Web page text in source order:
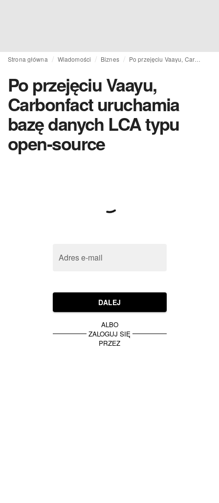
Strona główna Wiadomości Biznes Po przejęciu Vaayu, Carbonfact uruchamia bazę danych LCA typu open-source
Po przejęciu Vaayu,
Carbonfact uruchamia
bazę danych LCA typu
open-source
Adres e-mail
DALEJ
ALBO
ZALOGUJ SIĘ
PRZEZ